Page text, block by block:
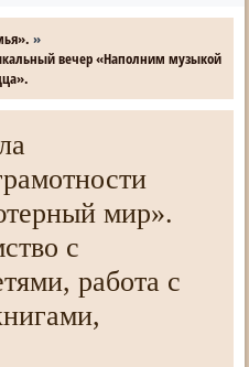
»
вечер «Наполним музыкой
мир».
с
работа с